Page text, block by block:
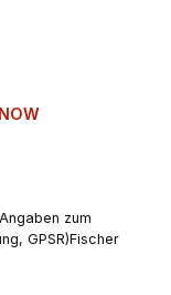
GPSR)Fischer